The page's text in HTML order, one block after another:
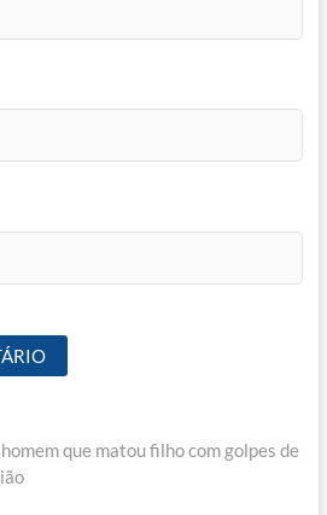
que matou filho com golpes de